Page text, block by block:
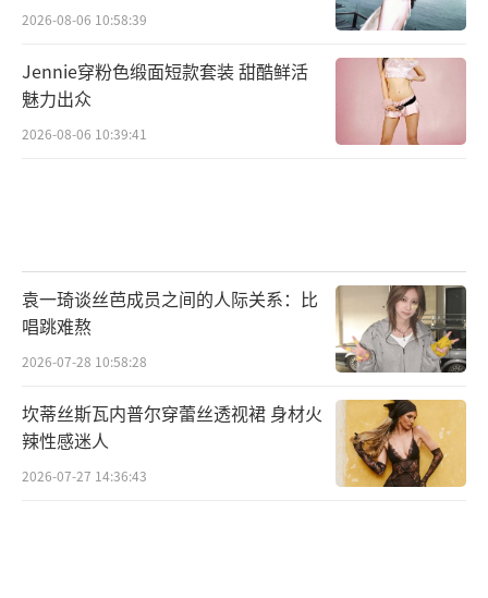
2026-08-06 10:58:39
Jennie穿粉色缎面短款套装 甜酷鲜活
魅力出众
2026-08-06 10:39:41
袁一琦谈丝芭成员之间的人际关系：比
唱跳难熬
2026-07-28 10:58:28
坎蒂丝斯瓦内普尔穿蕾丝透视裙 身材火
辣性感迷人
2026-07-27 14:36:43